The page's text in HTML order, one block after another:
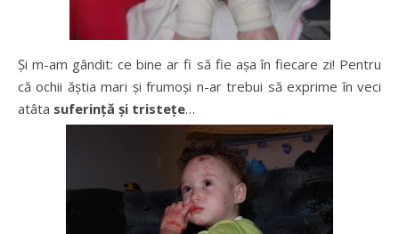
Și m-am gândit: ce bine ar fi să fie așa în fiecare zi! Pentru
că ochii ăștia mari și frumoși n-ar trebui să exprime în veci
atâta suferință și tristețe…